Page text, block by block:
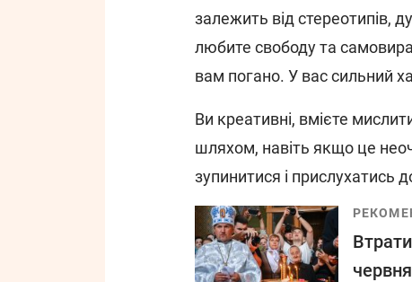
залежить від стереотипів,
любите свободу та
вам погано. У вас сильний
Ви креативні, вмієте
шляхом, навіть якщо це
зупинитися і прислухатись